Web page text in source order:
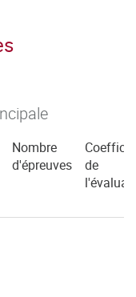
Nombre
d'épreuves
de